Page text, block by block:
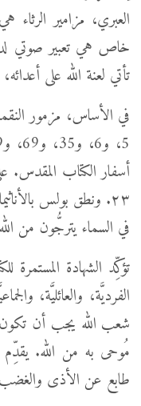
العبري، مزامير
خاص هي تعبير صوتي
تأتي لعنة الله على
في الأساس، مزمور
أسفار الكتاب المقدس.
في السماء يترجُّون من الله
تؤكِّد الشهادة
الفرديَّة، والعائليَّة،
شعب الله يجب أن تكون
مُوحى به من الله. يقدِّم
طابع عن الأذى والغضب